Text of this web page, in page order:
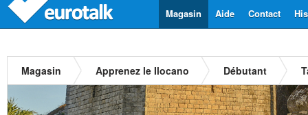
Contact
Aide
Magasin
Magasin Apprenez le Ilocano Débutant